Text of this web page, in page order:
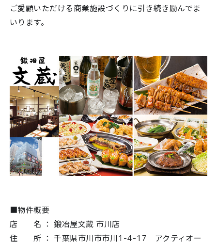
ご愛顧いただける商業施設づくりに引き続き励んでま
いります。
■物件概要
店 名 ： 鍛冶屋文蔵 市川店
住 所 ： 千葉県市川市市川1-4-17 アクティオー